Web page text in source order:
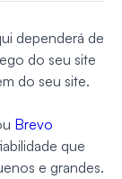
dependerá de
do seu site
do seu site.
Brevo
que
e grandes.